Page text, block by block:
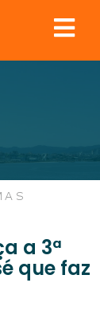
a 3ª
que faz